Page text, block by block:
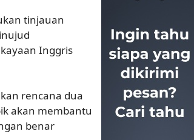
tinjauan
Inggris
rencana dua
akan membantu
benar